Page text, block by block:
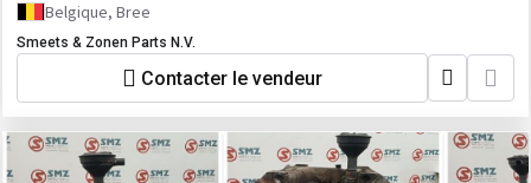
Belgique, Bree
Smeets & Zonen Parts N.V.
Contacter le vendeur